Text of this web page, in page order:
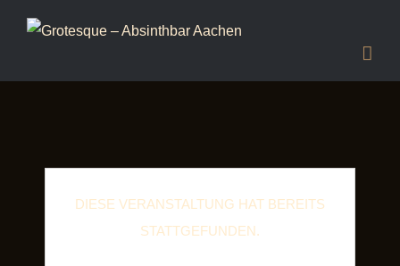
DIESE VERANSTALTUNG HAT BEREITS
STATTGEFUNDEN.